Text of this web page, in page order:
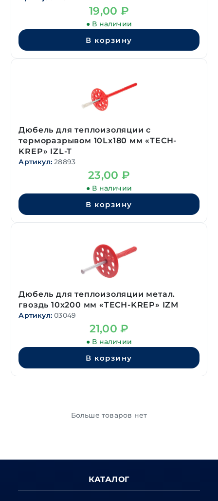
19,00 ₽
● В наличии
В корзину
Дюбель для теплоизоляции с
терморазрывом 10Lх180 мм «TECH-
KREP» IZL-T
Артикул: 28893
23,00 ₽
● В наличии
В корзину
Дюбель для теплоизоляции метал.
гвоздь 10х200 мм «TECH-KREP» IZM
Артикул: 03049
21,00 ₽
● В наличии
В корзину
Больше товаров нет
КАТАЛОГ